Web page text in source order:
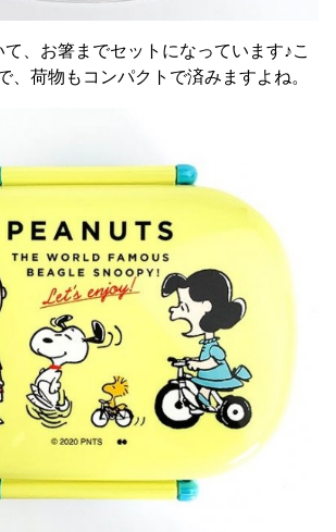
、お箸までセットになっています♪こ
、荷物もコンパクトで済みますよね。